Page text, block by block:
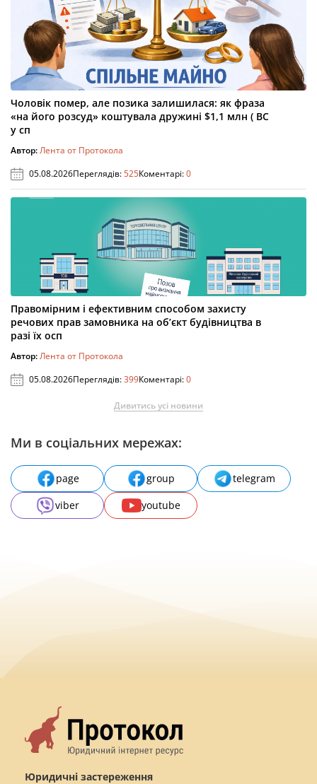
Чоловік помер, але позика залишилася: як фраза
«на його розсуд» коштувала дружині $1,1 млн ( ВС
у сп
Автор:Лента от Протокола
05.08.2026Переглядів:525Коментарі:0
Правомірним і ефективним способом захисту
речових прав замовника на об’єкт будівництва в
разі їх осп
Автор:Лента от Протокола
05.08.2026Переглядів:399Коментарі:0
Дивитись усі новини
Ми в соціальних мережах:
page group
telegram
viber
youtube
Юридичні застереження